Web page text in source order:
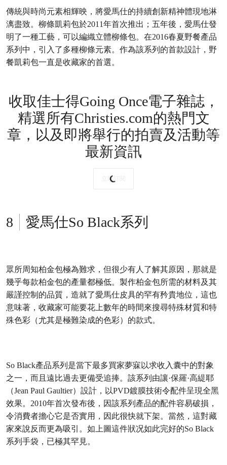
傳統與時尚元素相輝映，將愛馬仕的持續創新精神體現地淋
漓盡致。柳條凱莉包於2011年首次推出；五年後，愛馬仕發
明了一種工藝，可以編織立體柳條包。在2016春夏野餐產品
系列中，引入了多種柳條元素。作為該系列的首款設計，野
餐凱莉包一直是收藏家的首選。
收取佳士得Going Once電子雜誌，
精選所有Christies.com的熱門文
章，以及即將舉行的拍賣及活動等
最新資訊
立即訂閱
愛馬仕So Black系列
眾所周知柏金包極為難求，但很少有人了解其原因，那就是
幾乎每款柏金包的產量都極低。製作柏金包所需的材料及其
嚴謹控制的品質，造就了愛馬仕皮具的罕有矜貴地位，這也
意味著，收藏家可能要花上數年的時間來搜尋特殊材質和特
殊色彩（尤其是極難染成的色彩）的款式。
So Black產品系列是當下最多買家夢寐以求收入囊中的對象
之一，而且遠比過去更備受追捧。該系列由讓·保羅·高緹耶
（Jean Paul Gaultier）設計，以PVD鍍膜技術令配件呈現全黑
效果。2010年首次發布後，因該系列產品的配件容易破損，
令消費者擔心它是否實用，因此很快就下架。當然，這對藏
家來說反而更為吸引。如上圖這件狀况如此完好的So Black
系列手袋，已極其罕見。